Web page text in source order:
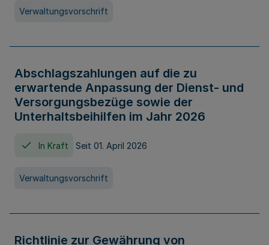
Verwaltungsvorschrift
Abschlagszahlungen auf die zu
erwartende Anpassung der Dienst- und
Versorgungsbezüge sowie der
Unterhaltsbeihilfen im Jahr 2026
In Kraft Seit 01. April 2026
Verwaltungsvorschrift
Richtlinie zur Gewährung von